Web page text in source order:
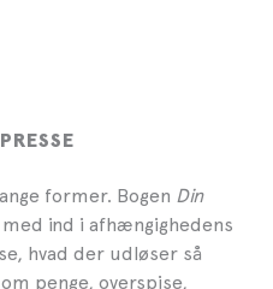
PRESSE
former. Bogen Din
ind i afhængighedens
hvad der udløser så
penge, overspise,